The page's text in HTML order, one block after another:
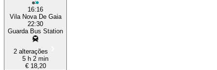
16:16
Vila Nova De Gaia
22:30
Guarda Bus Station
2 alterações
5 h 2 min
€ 18,20